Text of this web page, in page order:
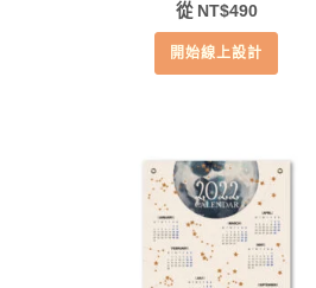
從 NT$490
開始線上設計